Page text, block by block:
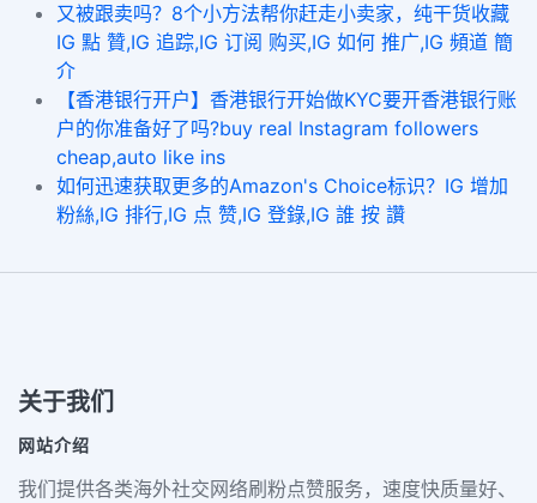
又被跟卖吗？8个小方法帮你赶走小卖家，纯干货收藏
IG 點 贊,IG 追踪,IG 订阅 购买,IG 如何 推广,IG 頻道 簡
介
【香港银行开户】香港银行开始做KYC要开香港银行账
户的你准备好了吗?buy real Instagram followers
cheap,auto like ins
如何迅速获取更多的Amazon's Choice标识？IG 增加
粉絲,IG 排行,IG 点 赞,IG 登錄,IG 誰 按 讚
关于我们
网站介绍
我们提供各类海外社交网络刷粉点赞服务，速度快质量好、